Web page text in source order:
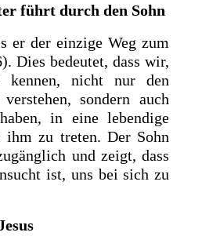
führt durch den Sohn
er der einzige Weg zum
Dies bedeutet, dass wir,
kennen, nicht nur den
sondern auch
in eine lebendige
ihm zu treten. Der Sohn
und zeigt, dass
ist, uns bei sich zu